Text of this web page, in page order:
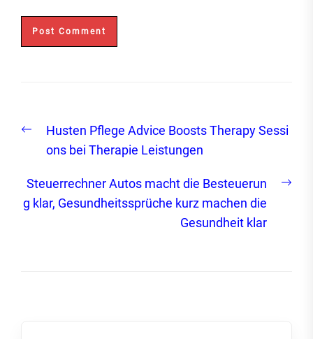
navigation
Previous
post:
Husten Pflege Advice Boosts Therapy Sessi
ons bei Therapie Leistungen
Steuerrechner Autos macht die Besteuerun
g klar, Gesundheitssprüche kurz machen die
Gesundheit klar